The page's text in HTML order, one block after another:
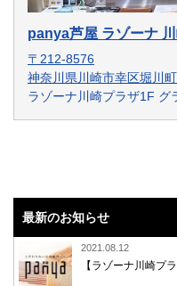
panya芦屋 ラゾーナ
〒212-8576
神奈川県川崎市幸区堀川
ラゾーナ川崎プラザ1F グ
最新のお知らせ
2021.08.12
【ラゾーナ川崎プ